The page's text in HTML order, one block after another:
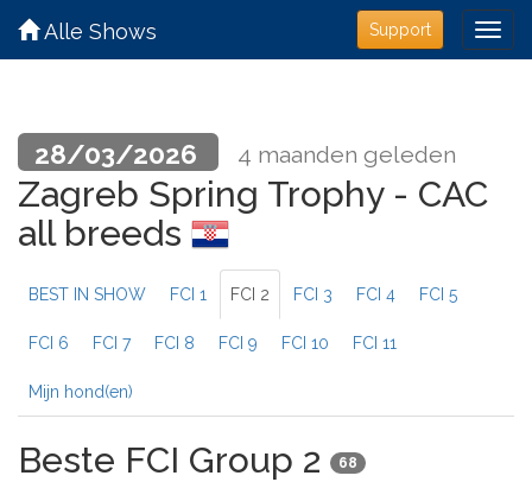
Support
Alle Shows
28/03/2026 4 maanden geleden
Zagreb Spring Trophy - CAC
all breeds
BEST IN SHOW FCI 1 FCI 2 FCI 3 FCI 4 FCI 5
FCI 6 FCI 7 FCI 8 FCI 9 FCI 10 FCI 11
Mijn hond(en)
Beste FCI Group 2 68